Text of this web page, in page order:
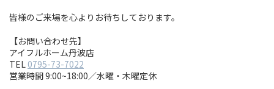
皆様のご来場を心よりお待ちしております。
【お問い合わせ先】
アイフルホーム丹波店
TEL 0795-73-7022
営業時間 9:00~18:00／水曜・木曜定休